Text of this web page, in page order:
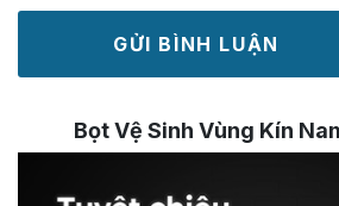
Bọt Vệ Sinh Vùng Kín